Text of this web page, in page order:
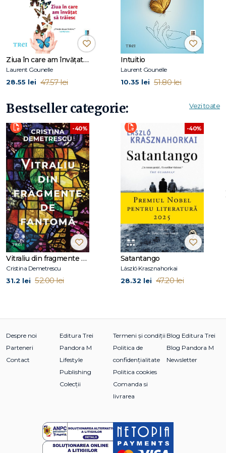
La Editura Trei, a mai apărut romanul Ziua în care am
învățat să trăiesc.
Ziua în care am învățat să trăiesc
Laurent Gounelle
28.55 lei 47.57 lei
Intuitio
Laurent Gounelle
10.35 lei 51.80 lei
Bestseller categorie: Vezi toate
-40%
Vitraliu din fragmente de fantomă
Cristina Demetrescu
31.2 lei 52.00 lei
-40%
Satantango
László Krasznahorkai
28.32 lei 47.20 lei
Despre noi
Parteneri
Contact
Editura Trei
Pandora M
Lifestyle
Publishing
Colecții
Termeni și condiții
Politica de
confidențialitate
Politica cookies
Comanda si
livrarea
Blog Editura Trei
Blog Pandora M
Newsletter